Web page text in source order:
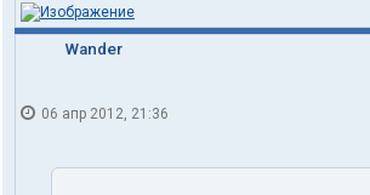
Wander
06 апр 2012, 21:36